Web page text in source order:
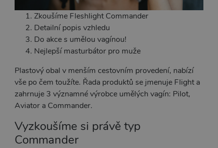
Zkoušíme Fleshlight Commander
Detailní popis vzhledu
Do akce s umělou vagínou!
Nejlepší masturbátor pro muže
Plastový obal v menším cestovním provedení, nabízí
vše po čem toužíte. Řada produktů se jmenuje Flight a
zahrnuje 3 významné výrobce umělých vagín: Pilot,
Aviator a Commander.
Vyzkoušíme si právě typ
Commander